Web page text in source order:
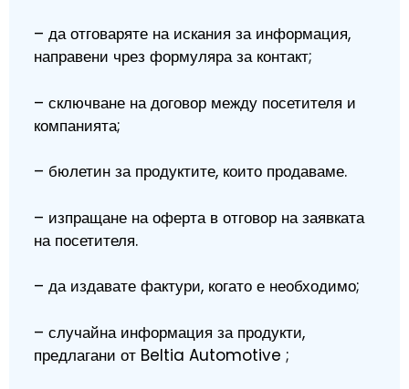
– да отговаряте на искания за информация,
направени чрез формуляра за контакт;
– сключване на договор между посетителя и
компанията;
– бюлетин за продуктите, които продаваме.
– изпращане на оферта в отговор на заявката
на посетителя.
– да издавате фактури, когато е необходимо;
– случайна информация за продукти,
предлагани от Beltia Automotive ;